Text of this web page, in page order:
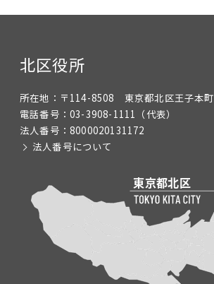
北区役所
所在地： 〒114-8508 東京都北区王子本
電話番号： 03-3908-1111 （代表）
法人番号： 8000020131172
法人番号について